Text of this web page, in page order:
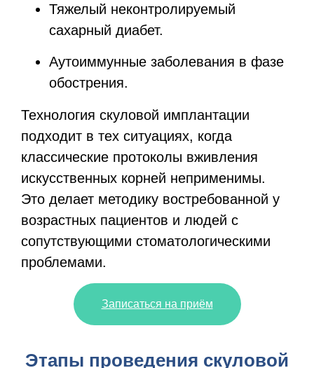
Тяжелый неконтролируемый
сахарный диабет.
Аутоиммунные заболевания в фазе
обострения.
Технология скуловой имплантации
подходит в тех ситуациях, когда
классические протоколы вживления
искусственных корней неприменимы.
Это делает методику востребованной у
возрастных пациентов и людей с
сопутствующими стоматологическими
проблемами.
Записаться на приём
Этапы проведения скуловой